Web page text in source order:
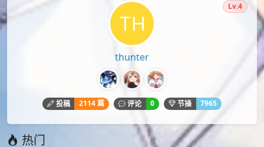
thunter
Lv.4
投稿 2114 篇 评论 0 节操 7965
热门